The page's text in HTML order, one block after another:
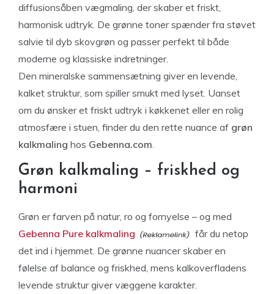
diffusionsåben vægmaling, der skaber et friskt,
harmonisk udtryk. De grønne toner spænder fra støvet
salvie til dyb skovgrøn og passer perfekt til både
moderne og klassiske indretninger.
Den mineralske sammensætning giver en levende,
kalket struktur, som spiller smukt med lyset. Uanset
om du ønsker et friskt udtryk i køkkenet eller en rolig
atmosfære i stuen, finder du den rette nuance af grøn
kalkmaling hos Gebenna.com
Grøn kalkmaling – friskhed og
harmoni
Grøn er farven på natur, ro og fornyelse – og med
Gebenna Pure kalkmaling
får du netop
det ind i hjemmet. De grønne nuancer skaber en
følelse af balance og friskhed, mens kalkoverfladens
levende struktur giver væggene karakter.